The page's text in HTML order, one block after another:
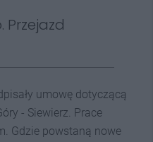
umowę dotyczącą
- Siewierz. Prace
Gdzie powstaną nowe